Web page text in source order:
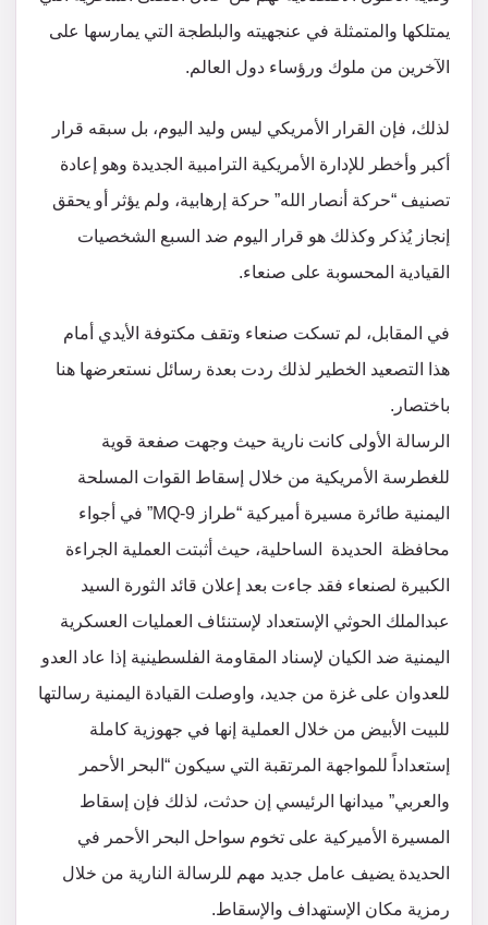
يمتلكها والمتمثلة في عنجهيته والبلطجة التي يمارسها على
الآخرين من ملوك ورؤساء دول العالم.
لذلك، فإن القرار الأمريكي ليس وليد اليوم، بل سبقه قرار
أكبر وأخطر للإدارة الأمريكية الترامبية الجديدة وهو إعادة
تصنيف “حركة أنصار الله” حركة إرهابية، ولم يؤثر أو يحقق
إنجاز يُذكر وكذلك هو قرار اليوم ضد السبع الشخصيات
القيادية المحسوبة على صنعاء.
في المقابل، لم تسكت صنعاء وتقف مكتوفة الأيدي أمام
هذا التصعيد الخطير لذلك ردت بعدة رسائل نستعرضها هنا
باختصار.
الرسالة الأولى كانت نارية حيث وجهت صفعة قوية
للغطرسة الأمريكية من خلال إسقاط القوات المسلحة
اليمنية طائرة مسيرة أميركية “طراز MQ-9” في أجواء
محافظة ⁧ الحديدة ⁩ الساحلية، حيث أثبتت العملية الجراءة
الكبيرة لصنعاء فقد جاءت بعد إعلان قائد الثورة السيد
عبدالملك الحوثي الإستعداد لإستنئاف العمليات العسكرية
اليمنية ضد الكيان لإسناد المقاومة الفلسطينية إذا عاد العدو
للعدوان على غزة من جديد، واوصلت القيادة اليمنية رسالتها
للبيت الأبيض من خلال العملية إنها في جهوزية كاملة
إستعداداً للمواجهة المرتقبة التي سيكون “البحر الأحمر
والعربي” ميدانها الرئيسي إن حدثت، لذلك فإن إسقاط
المسيرة الأميركية على تخوم سواحل البحر الأحمر في
الحديدة يضيف عامل جديد مهم للرسالة النارية من خلال
رمزية مكان الإستهداف والإسقاط.